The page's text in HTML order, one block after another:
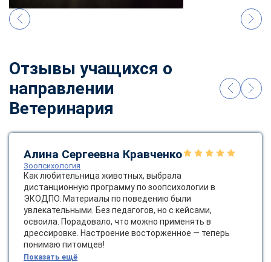
Отзывы учащихся о
направлении
Ветеринария
Алина Сергеевна Кравченко
Зоопсихология
Как любительница животных, выбрала
дистанционную программу по зоопсихологии в
ЭКОДПО. Материалы по поведению были
увлекательными. Без педагогов, но с кейсами,
освоила. Порадовало, что можно применять в
дрессировке. Настроение восторженное — теперь
понимаю питомцев!
Показать ещё
Мессенджеры
Свяжитесь с нами через любой удобный мессенджер!
Telegram
Vkontakte
Max